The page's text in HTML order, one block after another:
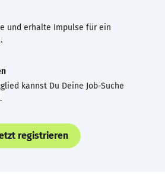
und erhalte Impulse für ein
kannst Du Deine Job-Suche
registrieren